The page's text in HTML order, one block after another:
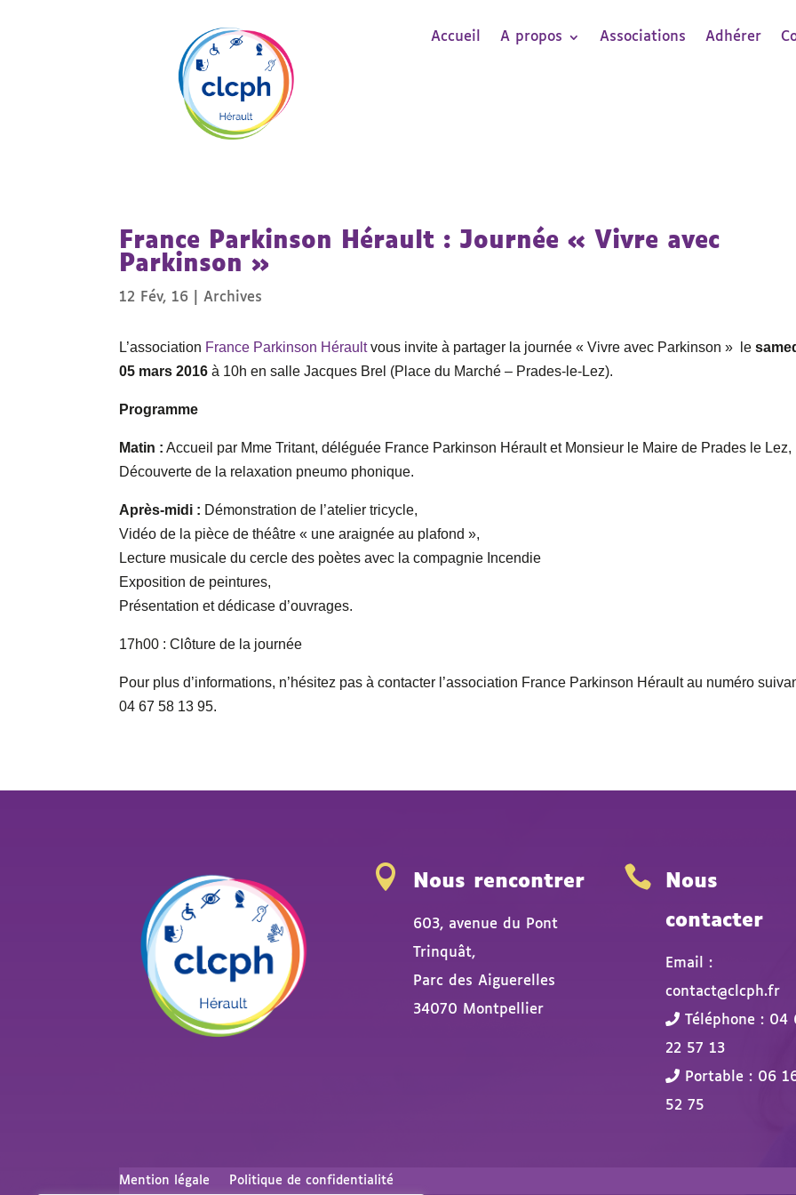
Accueil A propos Associations Adhérer
France Parkinson Hérault : Journée « Vivre avec
Parkinson »
12 Fév, 16 |Archives
L’association France Parkinson Héraultvous invite à partager la journée « Vivre avec Parkinson » le
05 mars 2016 à 10h en salle Jacques Brel (Place du Marché – Prades-le-Lez).
Programme
Matin : Accueil par Mme Tritant, déléguée France Parkinson Hérault et Monsieur le Maire de Prades le Lez,
Découverte de la relaxation pneumo phonique.
Après-midi : Démonstration de l’atelier tricycle,
Vidéo de la pièce de théâtre « une araignée au plafond »,
Lecture musicale du cercle des poètes avec la compagnie Incendie
Exposition de peintures,
Présentation et dédicase d’ouvrages.
17h00 : Clôture de la journée
Pour plus d’informations, n’hésitez pas à contacter l’association France Parkinson Hérault au numéro
04 67 58 13 95.
 Nous rencontrer
603, avenue du Pont
Trinquât,
Parc des Aiguerelles
34070 Montpellier

Nous
contacter
Email :
contact@clcph.fr
Téléphone : 04
22 57 13
Portable : 06
52 75
Mention légale Politique de confidentialité